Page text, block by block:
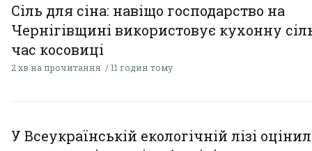
Сіль для сіна: навіщо господарство на
Чернігівщині використовує кухонну
час косовиці
2 хв на прочитання 11 годин тому
У Всеукраїнській екологічній лізі